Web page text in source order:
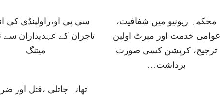
محکمہ ریونیو میں شفافیت،
عوامی خدمت اور میرٹ اولین
ترجیح، کرپشن کسی صورت
برداشت…
سی پی او،راولپنڈی کی
تاجران کے عہدیداران سے
میٹنگ
تھانہ جاتلی ،قتل اور